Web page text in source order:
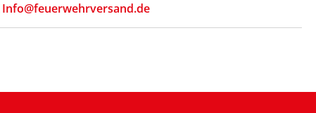
Info@feuerwehrversand.de